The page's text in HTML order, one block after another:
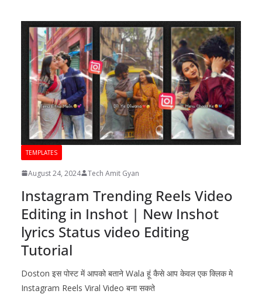
TEMPLATES
August 24, 2024 Tech Amit Gyan
Instagram Trending Reels Video
Editing in Inshot | New Inshot
lyrics Status video Editing
Tutorial
Doston इस पोस्ट में आपको बताने Wala हूं कैसे आप केवल एक क्लिक मे
Instagram Reels Viral Video बना सकते